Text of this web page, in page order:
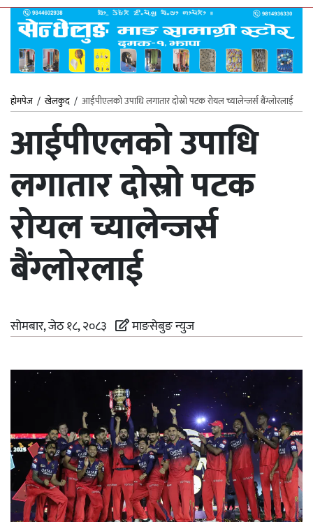
होमपेज /खेलकुद / आईपीएलको उपाधि लगातार दोस्रो पटक रोयल च्यालेन्जर्स बैंग्लोरलाई
आईपीएलको उपाधि
लगातार दोस्रो पटक
रोयल च्यालेन्जर्स
बैंग्लोरलाई
सोमबार, जेठ १८, २०८३ माङसेबुङ न्युज